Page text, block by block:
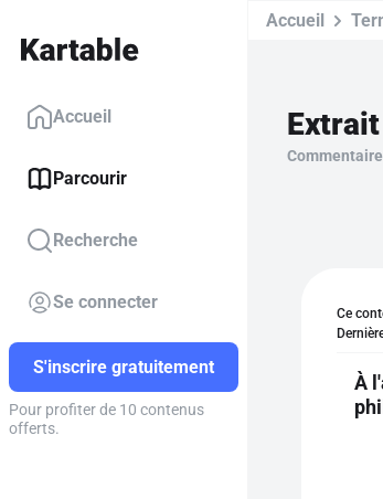
Accueil
Parcourir
Recherche
Se connecter
S'inscrire gratuitement
Pour profiter de 10 contenus
offerts.
Accueil
Ce
À